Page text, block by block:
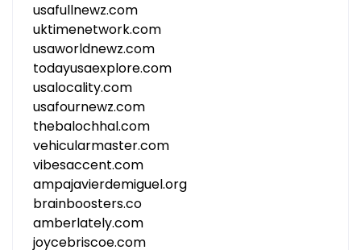
usafullnewz.com
uktimenetwork.com
usaworldnewz.com
todayusaexplore.com
usalocality.com
usafournewz.com
thebalochhal.com
vehicularmaster.com
vibesaccent.com
ampajavierdemiguel.org
brainboosters.co
amberlately.com
joycebriscoe.com